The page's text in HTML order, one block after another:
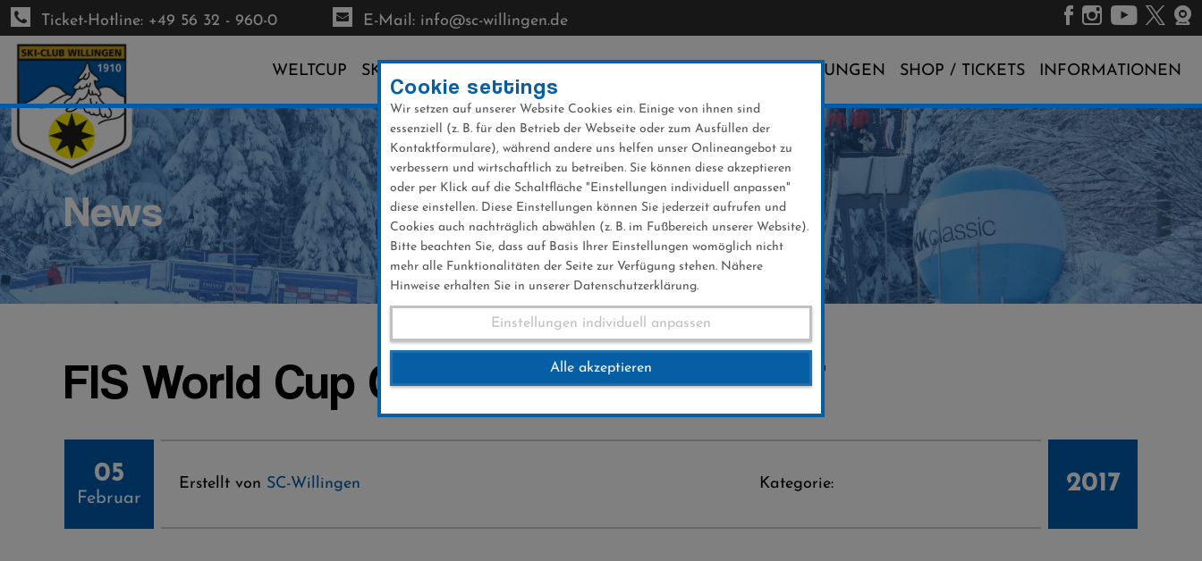
Direkt
zum
Inhalt
Ticket-Hotline: +49 56 32 - 960-0 E-Mail: info@sc-willingen.de
WELTCUP SKI-CLUB VERANSTALTUNGEN SHOP / TICKETS INFORMATIONEN
News
FIS World Cup Oberstdorf 05.02.2017
05
Februar
Erstellt von SC-Willingen Kategorie: 2017
Cookie settings
Wir setzen auf unserer Website Cookies ein. Einige von ihnen sind
essenziell (z. B. für den Betrieb der Webseite oder zum Ausfüllen der
Kontaktformulare), während andere uns helfen unser Onlineangebot zu
verbessern und wirtschaftlich zu betreiben. Sie können diese akzeptieren
oder per Klick auf die Schaltfläche "Einstellungen individuell anpassen"
diese einstellen. Diese Einstellungen können Sie jederzeit aufrufen und
Cookies auch nachträglich abwählen (z. B. im Fußbereich unserer Website).
Bitte beachten Sie, dass auf Basis Ihrer Einstellungen womöglich nicht
mehr alle Funktionalitäten der Seite zur Verfügung stehen. Nähere
Hinweise erhalten Sie in unserer Datenschutzerklärung.
Einstellungen individuell anpassen
Alle akzeptieren